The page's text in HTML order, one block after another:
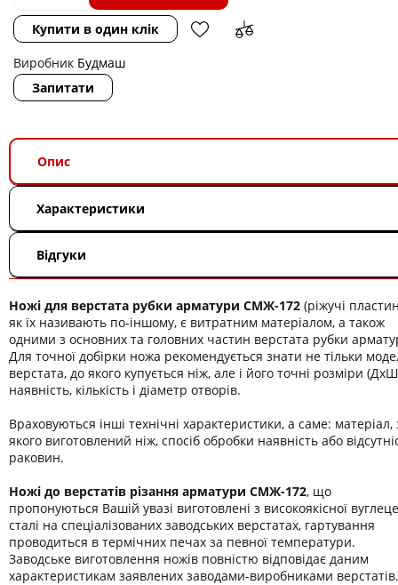
Купити в один клік
Виробник Будмаш
Запитати
Опис
Характеристики
Відгуки
Ножі для верстата рубки арматури СМЖ-172 (ріжучі
як їх називають по-іншому, є витратним матеріалом, а також
одними з основних та головних частин верстата рубки
Для точної добірки ножа рекомендується знати не тільки
верстата, до якого купується ніж, але і його точні розміри
наявність, кількість і діаметр отворів.
Враховуються інші технічні характеристики, а саме: матеріал,
якого виготовлений ніж, спосіб обробки наявність або
раковин.
Ножі до верстатів різання арматури СМЖ-172, що
пропонуються Вашій увазі виготовлені з високоякісної
сталі на спеціалізованих заводських верстатах, гартування
проводиться в термічних печах за певної температури.
Заводське виготовлення ножів повністю відповідає даним
характеристикам заявлених заводами-виробниками верстатів.